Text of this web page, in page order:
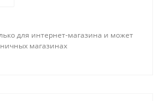
для интернет-магазина и может
магазинах